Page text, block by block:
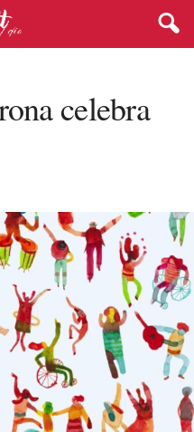
celebra